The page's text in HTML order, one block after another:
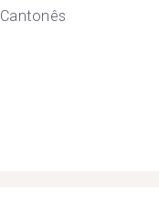
Cantonês